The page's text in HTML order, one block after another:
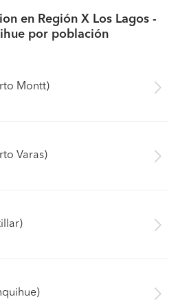
en Región X Los Lagos -
por población
Montt)
Varas)